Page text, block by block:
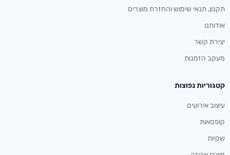
תקנון, תנאי שימוש והחזרת מוצרים
אודותנו
יצירת קשר
מעקב הזמנות
קטגוריות נפוצות
עיצוב אירועים
קופסאות
שקיות